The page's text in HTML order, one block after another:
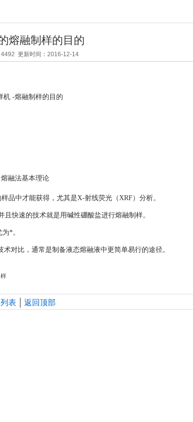
熔融制样的目的
4492 更新时间：2016-12-14
机 -熔融制样的目的
熔融法基本理论
品中才能获得，尤其是X-射线荧光（XRF）分析。
快速的技术就是用碱性硼酸盐进行熔融制样。
*。
对比，通常是制备液态熔融液中更简单易行的途径。
表 | 返回顶部